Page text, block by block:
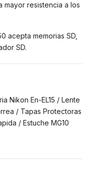
mayor resistencia a los
acepta memorias SD,
SD.
Nikon En-EL15 / Lente
/ Tapas Protectoras
/ Estuche MG10